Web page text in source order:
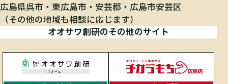
広島県呉市
東広島市 安芸郡
広島市安芸区
（その他の地域も相談に応じます）
オオサワ創研のその他のサイト